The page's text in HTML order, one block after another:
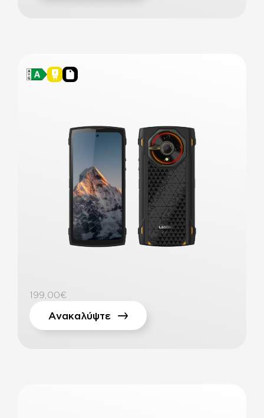
Ανακαλύψτε
199,00€